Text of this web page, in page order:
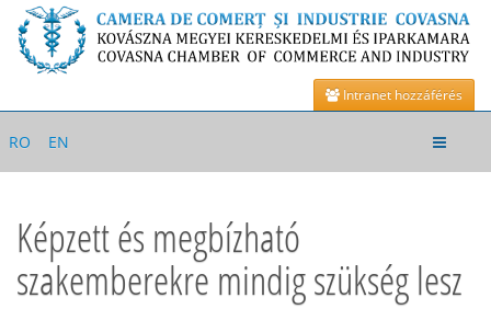
Intranet hozzáférés
RO EN
Toggle
Képzett és megbízható
szakemberekre mindig szükség lesz